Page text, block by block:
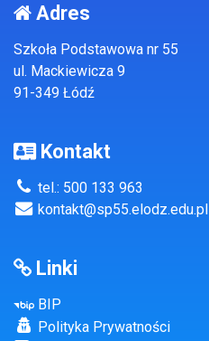
Adres
Szkoła Podstawowa nr 55
ul. Mackiewicza 9
91-349 Łódź
Kontakt
tel.: 500 133 963
kontakt@sp55.elodz.edu.pl
Linki
BIP
Polityka Prywatności